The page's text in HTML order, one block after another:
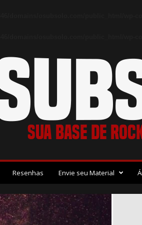
Resenhas Envie seu Material